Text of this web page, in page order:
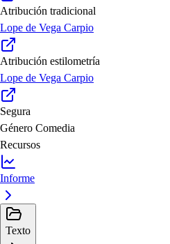
Atribución tradicional
Lope de Vega Carpio
Atribución estilometría
Lope de Vega Carpio
Segura
Género Comedia
Recursos
Informe
Texto